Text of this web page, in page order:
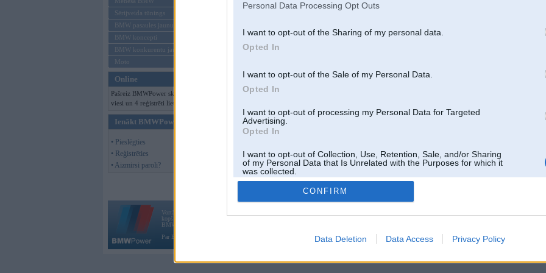
Personal Data Processing Opt Outs
I want to opt-out of the Sharing of my personal data.
Opted In
I want to opt-out of the Sale of my Personal Data.
Opted In
I want to opt-out of processing my Personal Data for Targeted
Advertising.
Opted In
I want to opt-out of Collection, Use, Retention, Sale, and/or Sharing
of my Personal Data that Is Unrelated with the Purposes for which it
was collected.
Opted Out
CONFIRM
Data Deletion Data Access Privacy Policy
Sērijveida tūnings
BMW pasaules jaunumi
BMW koncepti
BMW konkurentu jaunumi
Moto
Online
Pašreiz BMWPower skatās 131
viesi un 4 reģistrēti lietotāji.
Ienākt BMWPower
• Pieslēgties
• Reģistrēties
• Aizmirsi paroli?
Vortāls BMWPower.lv darbojas
kopš 2002. gada 14. maija. Tas nav auto klubs un nav saistīts ar
BMW AG.
Par BMWPower